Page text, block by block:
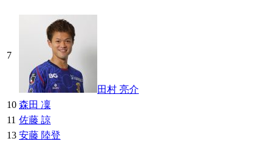
7
田村 亮介
10 森田 凜
11 佐藤 諒
13 安藤 陸登